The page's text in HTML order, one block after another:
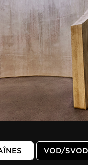
VOD/SVOD